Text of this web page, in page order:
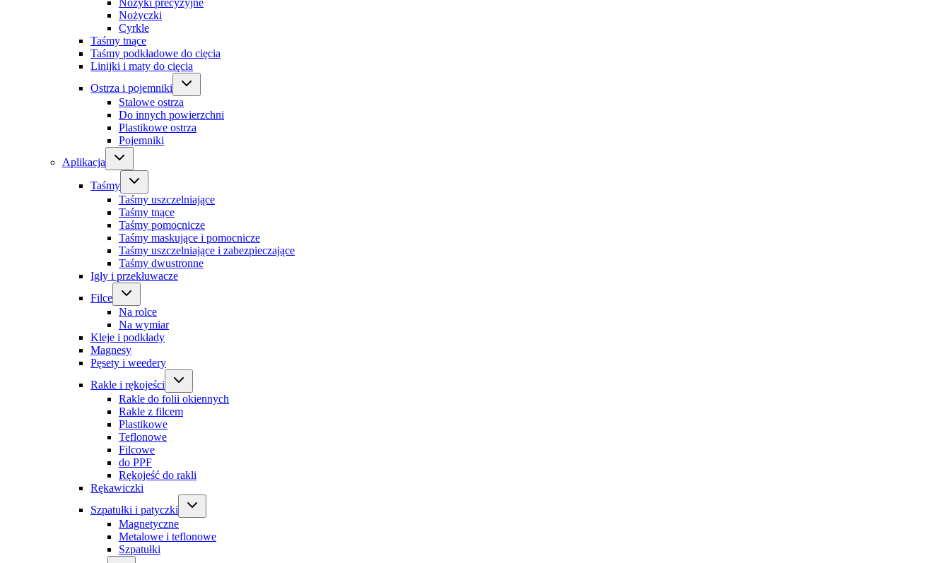
Nożyki precyzyjne
Nożyczki
Cyrkle
Taśmy tnące
Taśmy podkładowe do cięcia
Linijki i maty do cięcia
Ostrza i pojemniki
Stalowe ostrza
Do innych powierzchni
Plastikowe ostrza
Pojemniki
Aplikacja
Taśmy
Taśmy uszczelniające
Taśmy tnące
Taśmy pomocnicze
Taśmy maskujące i pomocnicze
Taśmy uszczelniające i zabezpieczające
Taśmy dwustronne
Igły i przekłuwacze
Filce
Na rolce
Na wymiar
Kleje i podkłady
Magnesy
Pęsety i weedery
Rakle i rękojeści
Rakle do folii okiennych
Rakle z filcem
Plastikowe
Teflonowe
Filcowe
do PPF
Rękojeść do rakli
Rękawiczki
Szpatułki i patyczki
Magnetyczne
Metalowe i teflonowe
Szpatułki